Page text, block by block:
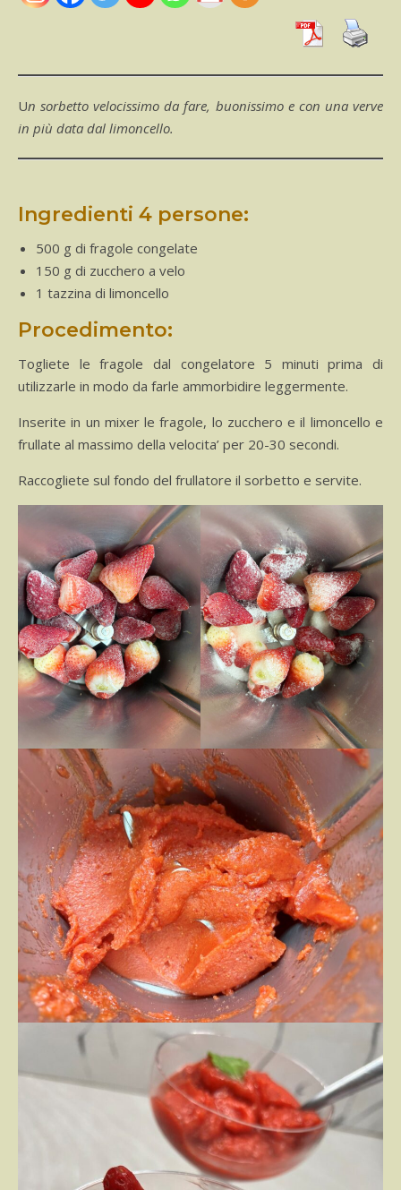
Un sorbetto velocissimo da fare, buonissimo e con una verve
in più data dal limoncello.
Ingredienti 4 persone:
500 g di fragole congelate
150 g di zucchero a velo
1 tazzina di limoncello
Procedimento:
Togliete le fragole dal congelatore 5 minuti prima di
utilizzarle in modo da farle ammorbidire leggermente.
Inserite in un mixer le fragole, lo zucchero e il limoncello e
frullate al massimo della velocita’ per 20-30 secondi.
Raccogliete sul fondo del frullatore il sorbetto e servite.